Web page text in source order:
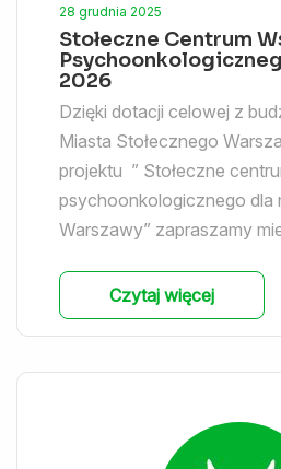
28 grudnia 2025
Stołeczne Centrum
2026
Dzięki dotacji celowej z
Miasta Stołecznego
projektu ” Stołeczne
psychoonkologicznego dla
Warszawy” zapraszamy
Czytaj więcej